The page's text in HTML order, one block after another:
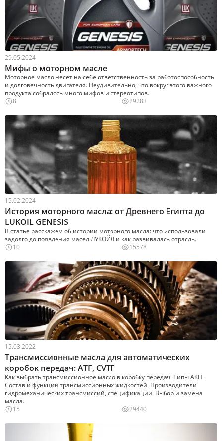
29.05.2024
Мифы о моторном масле
Моторное масло несет на себе ответственность за работоспособность
и долговечность двигателя. Неудивительно, что вокруг этого важного
продукта собралось много мифов и стереотипов.
8
29283
15.02.2024
История моторного масла: от Древнего Египта до
LUKOIL GENESIS
В статье расскажем об истории моторного масла: что использовали
задолго до появления масел ЛУКОЙЛ и как развивалась отрасль.
10
15578
15.03.2022
Трансмиссионные масла для автоматических
коробок передач: ATF, CVTF
Как выбрать трансмиссионное масло в коробку передач. Типы АКП.
Состав и функции трансмиссионных жидкостей. Производители
гидромеханических трансмиссий, спецификации. Выбор и замена
масла.
15
29440